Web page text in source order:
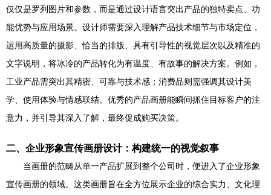
仅仅是罗列图片和参数，而是通过设计语言突出产品的独特卖点、功
能优势与应用场景。设计师需要深入理解产品技术细节与市场定位，
运用高质量的摄影、恰当的排版、具有引导性的视觉层次以及精准的
文字说明，将冰冷的产品转化为有温度、有故事的解决方案。例如，
工业产品需突出其精密、可靠与技术感；消费品则需强调其设计美
学、使用体验与情感联结。优秀的产品画册能瞬间抓住目标客户的注
意力，并引导其深入了解，最终促成购买决策。
二、企业形象宣传画册设计：构建统一的视觉叙事
当画册的范畴从单一产品扩展到整个公司时，便进入了企业形象
宣传画册的领域。这类画册旨在全方位展示企业的综合实力、文化理